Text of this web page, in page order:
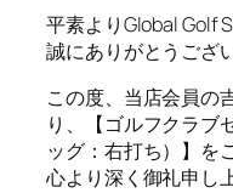
平素よりGlobal Golf
誠にありがとうござ
この度、当店会員の
り、【ゴルフクラブ
ッグ：右打ち）】を
心より深く御礼申し